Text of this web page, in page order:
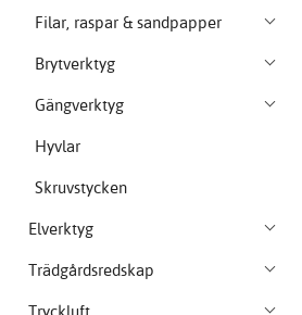
Filar, raspar & sandpapper
Brytverktyg
Gängverktyg
Hyvlar
Skruvstycken
Elverktyg
Trädgårdsredskap